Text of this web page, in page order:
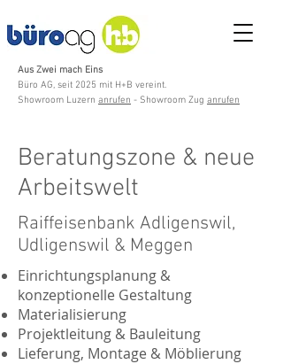
Aus Zwei mach Eins
Büro AG, seit 2025 mit H+B vereint.
Showroom Luzern anrufen - Showroom Zug anrufen
Beratungszone & neue
Arbeitswelt
Raiffeisenbank Adligenswil,
Udligenswil & Meggen
Einrichtungsplanung &
konzeptionelle Gestaltung
Materialisierung
Projektleitung & Bauleitung
Lieferung, Montage & Möblierung